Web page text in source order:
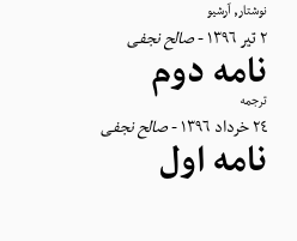
نوشتار, آرشیو
٢ تیر ١٣٩٦ -صالح نجفی
نامه‌ دوم
ترجمه
٢٤ خرداد ١٣٩٦ -صالح نجفی
نامه‌ اول